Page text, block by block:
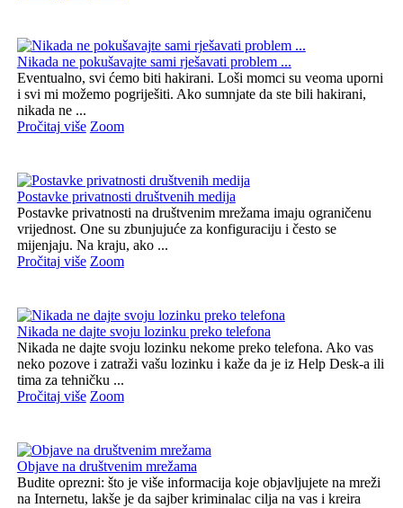
Nikada ne pokušavajte sami rješavati problem ...
Eventualno, svi ćemo biti hakirani. Loši momci su veoma uporni
i svi mi možemo pogriješiti. Ako sumnjate da ste bili hakirani,
nikada ne ...
Pročitaj više Zoom
Postavke privatnosti društvenih medija
Postavke privatnosti na društvenim mrežama imaju ograničenu
vrijednost. One su zbunjujuće za konfiguraciju i često se
mijenjaju. Na kraju, ako ...
Pročitaj više Zoom
Nikada ne dajte svoju lozinku preko telefona
Nikada ne dajte svoju lozinku nekome preko telefona. Ako vas
neko pozove i zatraži vašu lozinku i kaže da je iz Help Desk-a ili
tima za tehničku ...
Pročitaj više Zoom
Objave na društvenim mrežama
Budite oprezni: što je više informacija koje objavljujete na mreži
na Internetu, lakše je da sajber kriminalac cilja na vas i kreira